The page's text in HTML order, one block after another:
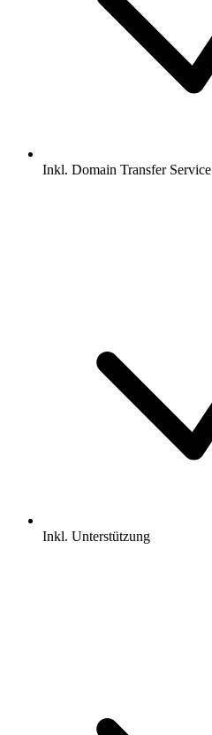
Inkl. Domain Transfer Service
Inkl. Unterstützung